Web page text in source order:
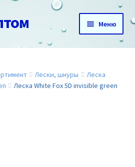
Меню
Лески, шнуры
Леска
Леска White Fox 5D invisible green